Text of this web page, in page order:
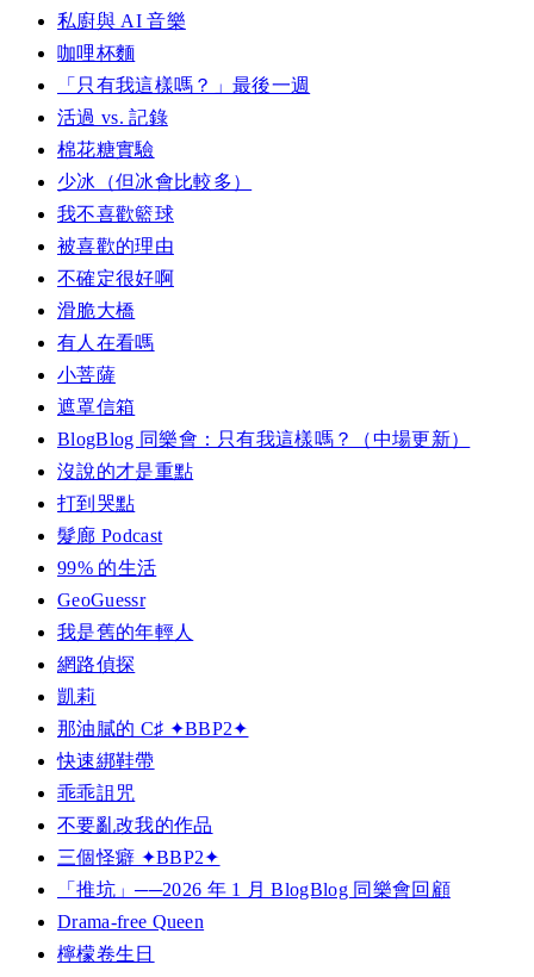
私廚與 AI 音樂
咖哩杯麵
「只有我這樣嗎？」最後一週
活過 vs. 記錄
棉花糖實驗
少冰（但冰會比較多）
我不喜歡籃球
被喜歡的理由
不確定很好啊
滑脆大橋
有人在看嗎
小菩薩
遮罩信箱
BlogBlog 同樂會：只有我這樣嗎？（中場更新）
沒說的才是重點
打到哭點
髮廊 Podcast
99% 的生活
GeoGuessr
我是舊的年輕人
網路偵探
凱莉
那油膩的 C♯ ✦BBP2✦
快速綁鞋帶
乖乖詛咒
不要亂改我的作品
三個怪癖 ✦BBP2✦
「推坑」──2026 年 1 月 BlogBlog 同樂會回顧
Drama-free Queen
檸檬卷生日